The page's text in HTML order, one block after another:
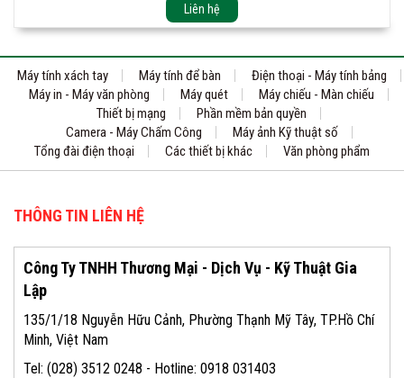
Liên hệ
Máy tính xách tay Máy tính để bàn
Điện thoại - Máy tính bảng
Máy in - Máy văn phòng
Máy quét
Máy chiếu - Màn chiếu
Thiết bị mạng
Phần mềm bản quyền
Camera - Máy Chấm Công
Máy ảnh Kỹ thuật số
Tổng đài điện thoại
Các thiết bị khác Văn phòng phẩm
THÔNG TIN LIÊN HỆ
Công Ty TNHH Thương Mại - Dịch Vụ - Kỹ Thuật Gia
Lập
135/1/18 Nguyễn Hữu Cảnh, Phường Thạnh Mỹ Tây, TP.Hồ Chí
Minh, Việt Nam
Tel: (028) 3512 0248 - Hotline: 0918 031403